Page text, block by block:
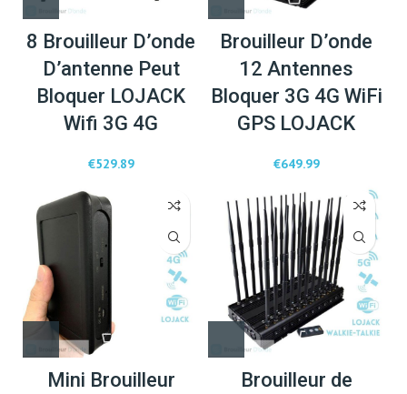
8 Brouilleur D’onde
D’antenne Peut
Bloquer LOJACK
Wifi 3G 4G
€529.89
Brouilleur D’onde
12 Antennes
Bloquer 3G 4G WiFi
GPS LOJACK
€649.99
Mini Brouilleur
Brouilleur de